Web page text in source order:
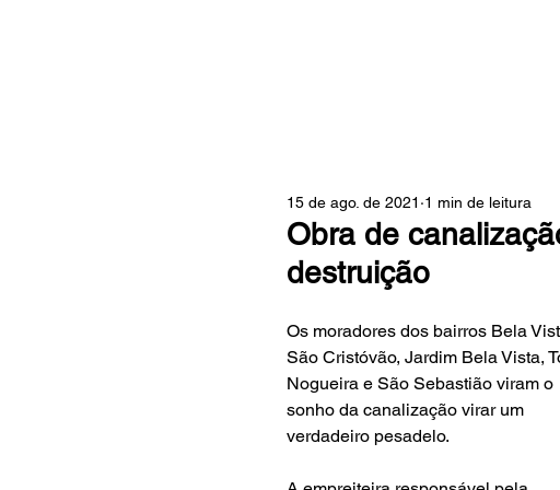
Obra de
destruição
15 de ago. de 2021 1 min de leitura
Os moradores dos bairros Bela
São Cristóvão, Jardim Bela Vista,
Nogueira e São Sebastião viram o
sonho da canalização virar um
verdadeiro pesadelo.